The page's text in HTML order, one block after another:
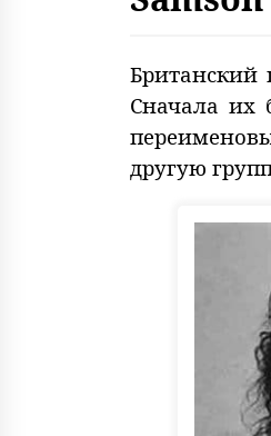
Британский
Сначала их
другую